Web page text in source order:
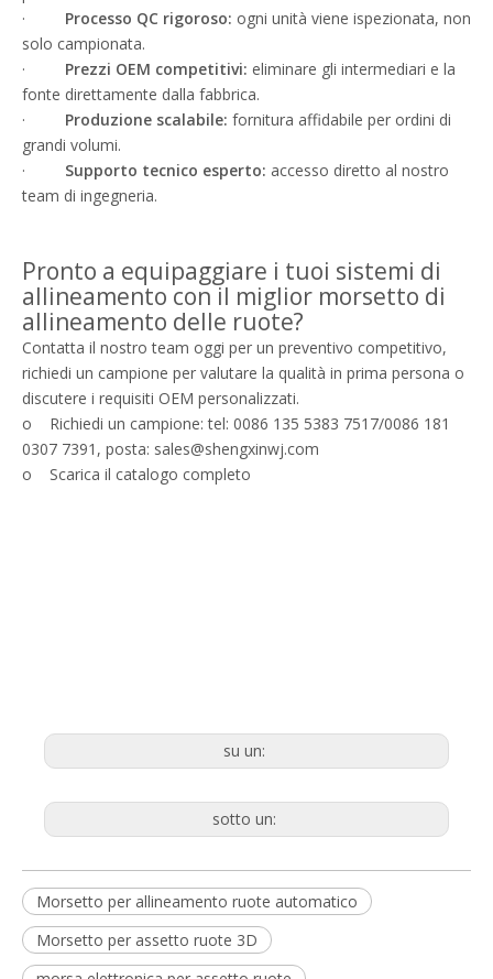
· Processo QC rigoroso: ogni unità viene ispezionata, non
solo campionata.
· Prezzi OEM competitivi: eliminare gli intermediari e la
fonte direttamente dalla fabbrica.
· Produzione scalabile: fornitura affidabile per ordini di
grandi volumi.
· Supporto tecnico esperto: accesso diretto al nostro
team di ingegneria.
Pronto a equipaggiare i tuoi sistemi di
allineamento con il miglior morsetto di
allineamento delle ruote?
Contatta il nostro team oggi per un preventivo competitivo,
richiedi un campione per valutare la qualità in prima persona o
discutere i requisiti OEM personalizzati.
o Richiedi un campione: tel: 0086 135 5383 7517/0086 181
0307 7391, posta: sales@shengxinwj.com
o Scarica il catalogo completo
su un:
sotto un:
Morsetto per allineamento ruote automatico
Morsetto per assetto ruote 3D